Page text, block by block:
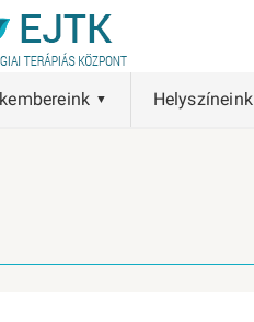
Helyszíneink